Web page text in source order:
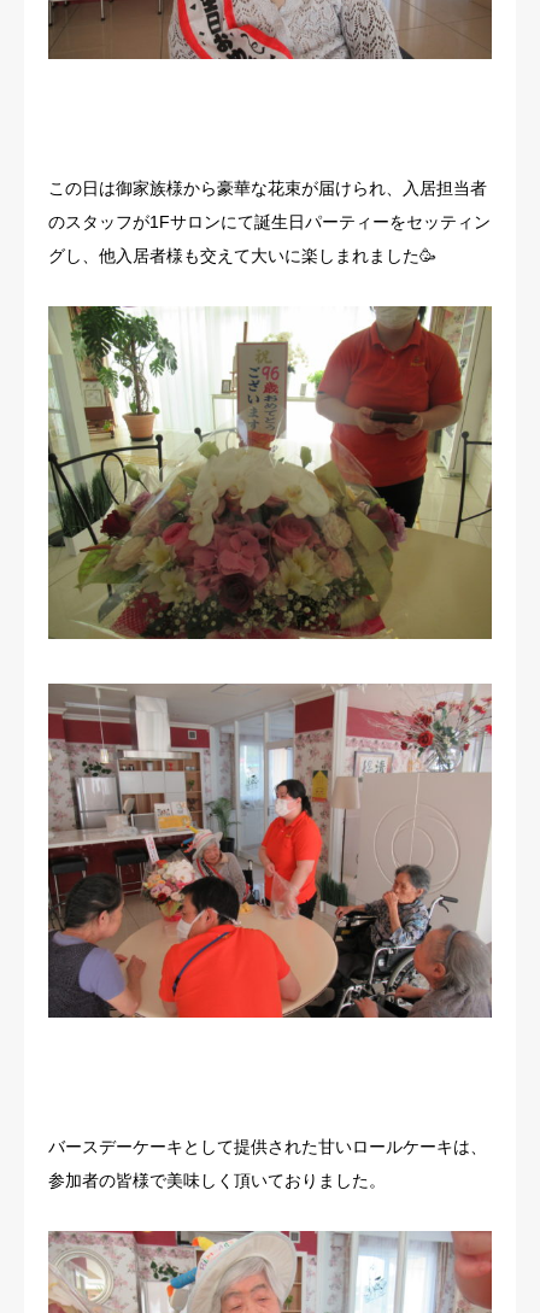
この日は御家族様から豪華な花束が届けられ、入居担当者
のスタッフが1Fサロンにて誕生日パーティーをセッティン
グし、他入居者様も交えて大いに楽しまれました🥳
バースデーケーキとして提供された甘いロールケーキは、
参加者の皆様で美味しく頂いておりました。